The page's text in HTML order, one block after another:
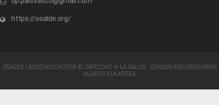
https://osalde.org/
OSALDE | ASOCIACIÓN POR EL DERECHO A LA SALUD · OSASUN ESKUBIDEAREN
ALDEKO ELKARTEA